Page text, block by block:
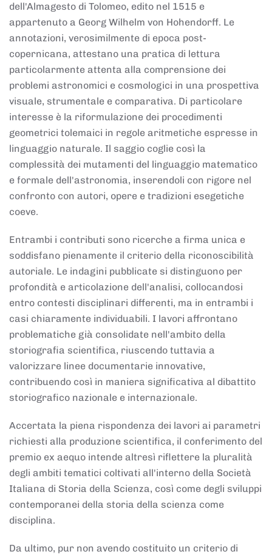
dell'Almagesto di Tolomeo, edito nel 1515 e
appartenuto a Georg Wilhelm von Hohendorff. Le
annotazioni, verosimilmente di epoca post-
copernicana, attestano una pratica di lettura
particolarmente attenta alla comprensione dei
problemi astronomici e cosmologici in una prospettiva
visuale, strumentale e comparativa. Di particolare
interesse è la riformulazione dei procedimenti
geometrici tolemaici in regole aritmetiche espresse in
linguaggio naturale. Il saggio coglie così la
complessità dei mutamenti del linguaggio matematico
e formale dell'astronomia, inserendoli con rigore nel
confronto con autori, opere e tradizioni esegetiche
coeve.
Entrambi i contributi sono ricerche a firma unica e
soddisfano pienamente il criterio della riconoscibilità
autoriale. Le indagini pubblicate si distinguono per
profondità e articolazione dell'analisi, collocandosi
entro contesti disciplinari differenti, ma in entrambi i
casi chiaramente individuabili. I lavori affrontano
problematiche già consolidate nell'ambito della
storiografia scientifica, riuscendo tuttavia a
valorizzare linee documentarie innovative,
contribuendo così in maniera significativa al dibattito
storiografico nazionale e internazionale.
Accertata la piena rispondenza dei lavori ai parametri
richiesti alla produzione scientifica, il conferimento del
premio ex aequo intende altresì riflettere la pluralità
degli ambiti tematici coltivati all'interno della Società
Italiana di Storia della Scienza, così come degli sviluppi
contemporanei della storia della scienza come
disciplina.
Da ultimo, pur non avendo costituito un criterio di